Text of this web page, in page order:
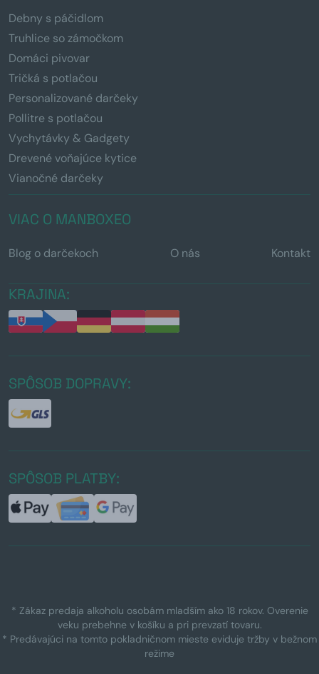
Debny s páčidlom
Truhlice so zámočkom
Domáci pivovar
Tričká s potlačou
Personalizované darčeky
Pollitre s potlačou
Vychytávky & Gadgety
Drevené voňajúce kytice
Vianočné darčeky
VIAC O MANBOXEO
Blog o darčekoch O nás Kontakt
KRAJINA:
SPÔSOB DOPRAVY:
SPÔSOB PLATBY:
* Zákaz predaja alkoholu osobám mladším ako 18 rokov. Overenie
veku prebehne v košíku a pri prevzatí tovaru.
* Predávajúci na tomto pokladničnom mieste eviduje tržby v bežnom
režime